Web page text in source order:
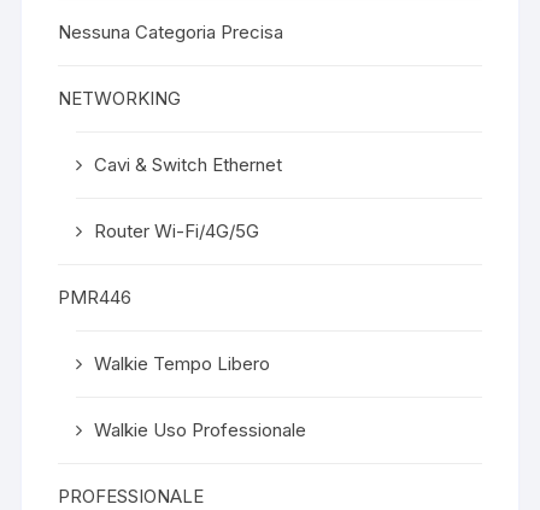
Nessuna Categoria Precisa
NETWORKING
Cavi & Switch Ethernet
Router Wi-Fi/4G/5G
PMR446
Walkie Tempo Libero
Walkie Uso Professionale
PROFESSIONALE